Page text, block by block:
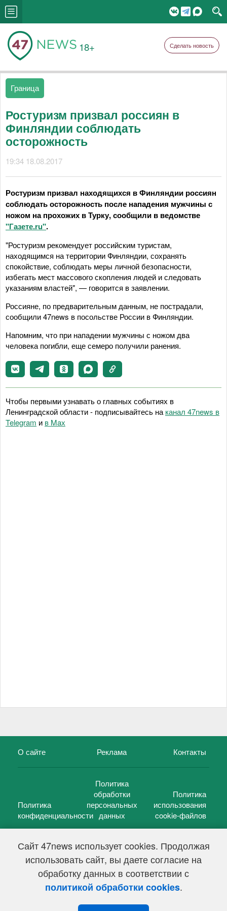
Сайт 47news использует cookies. Продолжая
использовать сайт, вы даете согласие на
обработку данных в соответствии с
политикой обработки cookies.
18+ Сделать новость
Граница
Ростуризм призвал россиян в
Финляндии соблюдать
осторожность
19:34 18.08.2017
Ростуризм призвал находящихся в Финляндии россиян
соблюдать осторожность после нападения мужчины с
ножом на прохожих в Турку, сообщили в ведомстве
"Газете.ru".
"Ростуризм рекомендует российским туристам,
находящимся на территории Финляндии, сохранять
спокойствие, соблюдать меры личной безопасности,
избегать мест массового скопления людей и следовать
указаниям властей", — говорится в заявлении.
Россияне, по предварительным данным, не пострадали,
сообщили 47news в посольстве России в Финляндии.
Напомним, что при нападении мужчины с ножом два
человека погибли, еще семеро получили ранения.
Чтобы первыми узнавать о главных событиях в
Ленинградской области - подписывайтесь на канал 47news в
Telegram и в Maх
О сайте Реклама Контакты
Политика
конфиденциальности
Политика
обработки
персональных
данных
Политика
использования
cookie-файлов
47 новостей (47 news)2005 — 2026 г.
Свидетельство о регистрации СМИ Эл № ФС 77-39848, выдано
Федеральной службой по надзору в сфере связи,
информационных технологий и массовых коммуникаций